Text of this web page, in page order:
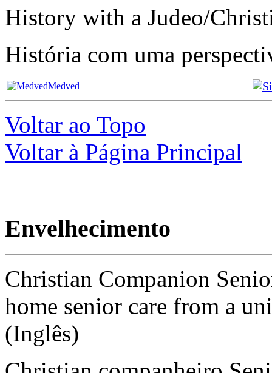
History with a Judeo/
História com uma
Medved
Voltar ao Topo
Voltar à Página Principal
Envelhecimento
Christian Companion
home senior care from a
(Inglês)